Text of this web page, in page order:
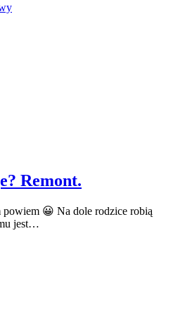
Remont.
powiem 😀 Na dole rodzice robią
jest…